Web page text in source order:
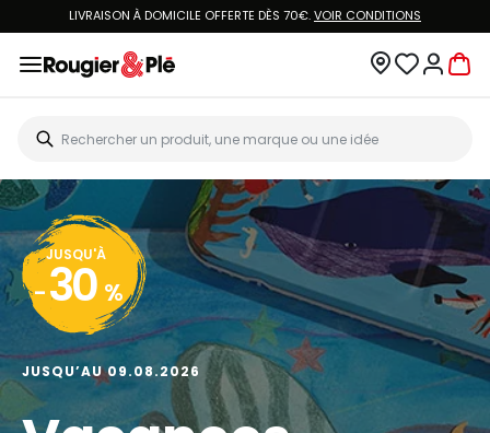
LIVRAISON À DOMICILE OFFERTE DÈS 70€.VOIR CONDITIONS
JUSQU'À
- 30 %
JUSQU’AU 09.08.2026